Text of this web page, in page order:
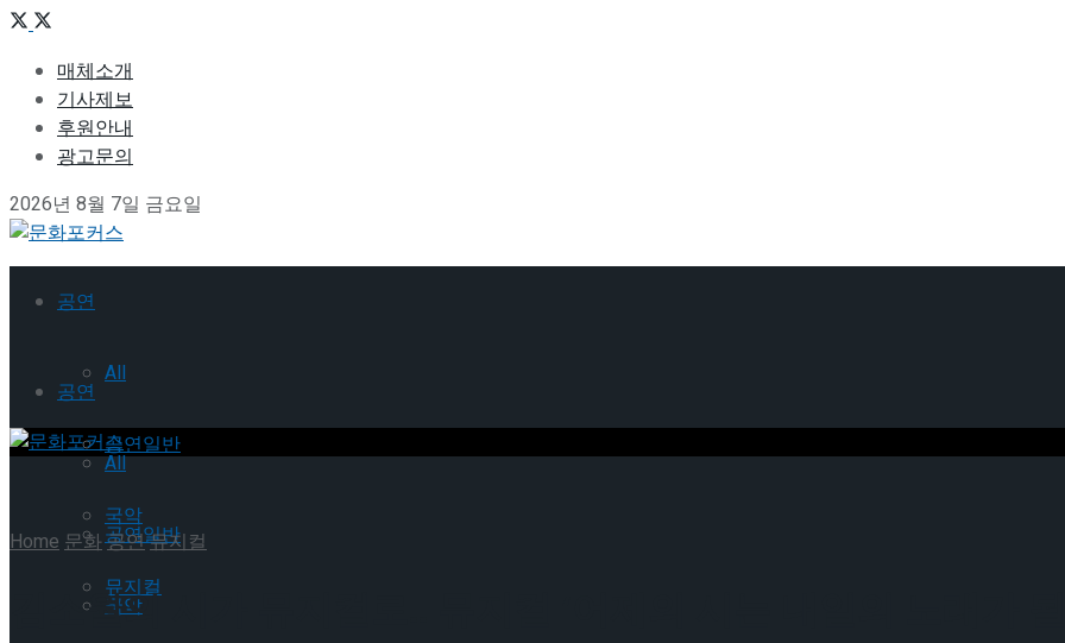
매체소개
기사제보
후원안내
광고문의
2026년 8월 7일 금요일
공연
All
공연일반
국악
뮤지컬
공연
All
공연일반
국악
Home문화공연뮤지컬
김소월의 시가 뮤지컬로.. 뮤지컬 ‘어제의 시는 내일의 노래가